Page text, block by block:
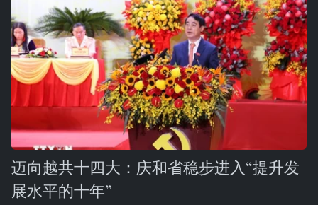
迈向越共十四大：庆和省稳步进入“提升发
展水平的十年”